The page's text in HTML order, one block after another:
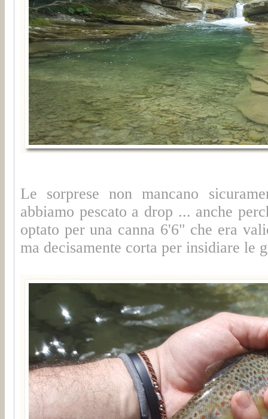
Le sorprese non mancano
abbiamo pescato a drop ... anche
optato per una canna 6'6" che era
ma decisamente corta per insidiare le